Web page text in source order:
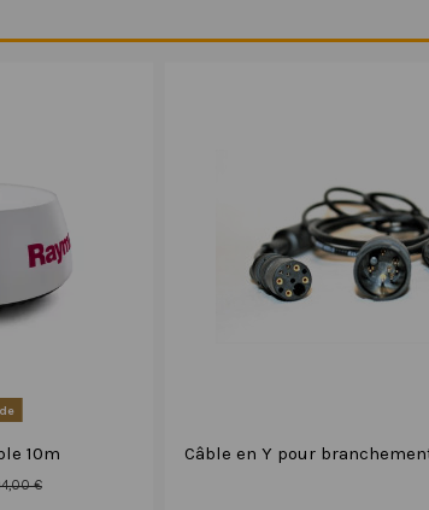
10m
€
Câble en Y pour